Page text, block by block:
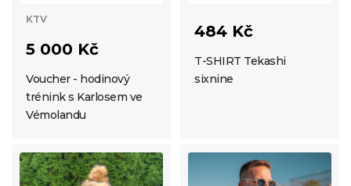
KTV
5 000 Kč
Voucher - hodinový
trénink s Karlosem ve
Vémolandu
484 Kč
T-SHIRT Tekashi
sixnine